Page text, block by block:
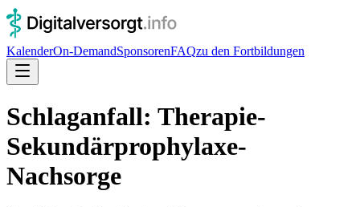
KalenderOn-DemandSponsorenFAQzu den Fortbildungen
Schlaganfall: Therapie-
Sekundärprophylaxe-
Nachsorge